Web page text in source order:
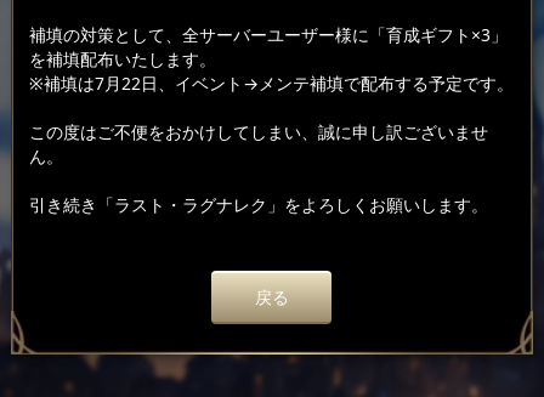
補填の対策として、全サーバーユーザー様に「育成ギフト×3」
を補填配布いたします。
※補填は7月22日、イベント→メンテ補填で配布する予定です。
この度はご不便をおかけしてしまい、誠に申し訳ございませ
ん。
引き続き「ラスト・ラグナレク」をよろしくお願いします。
戻る